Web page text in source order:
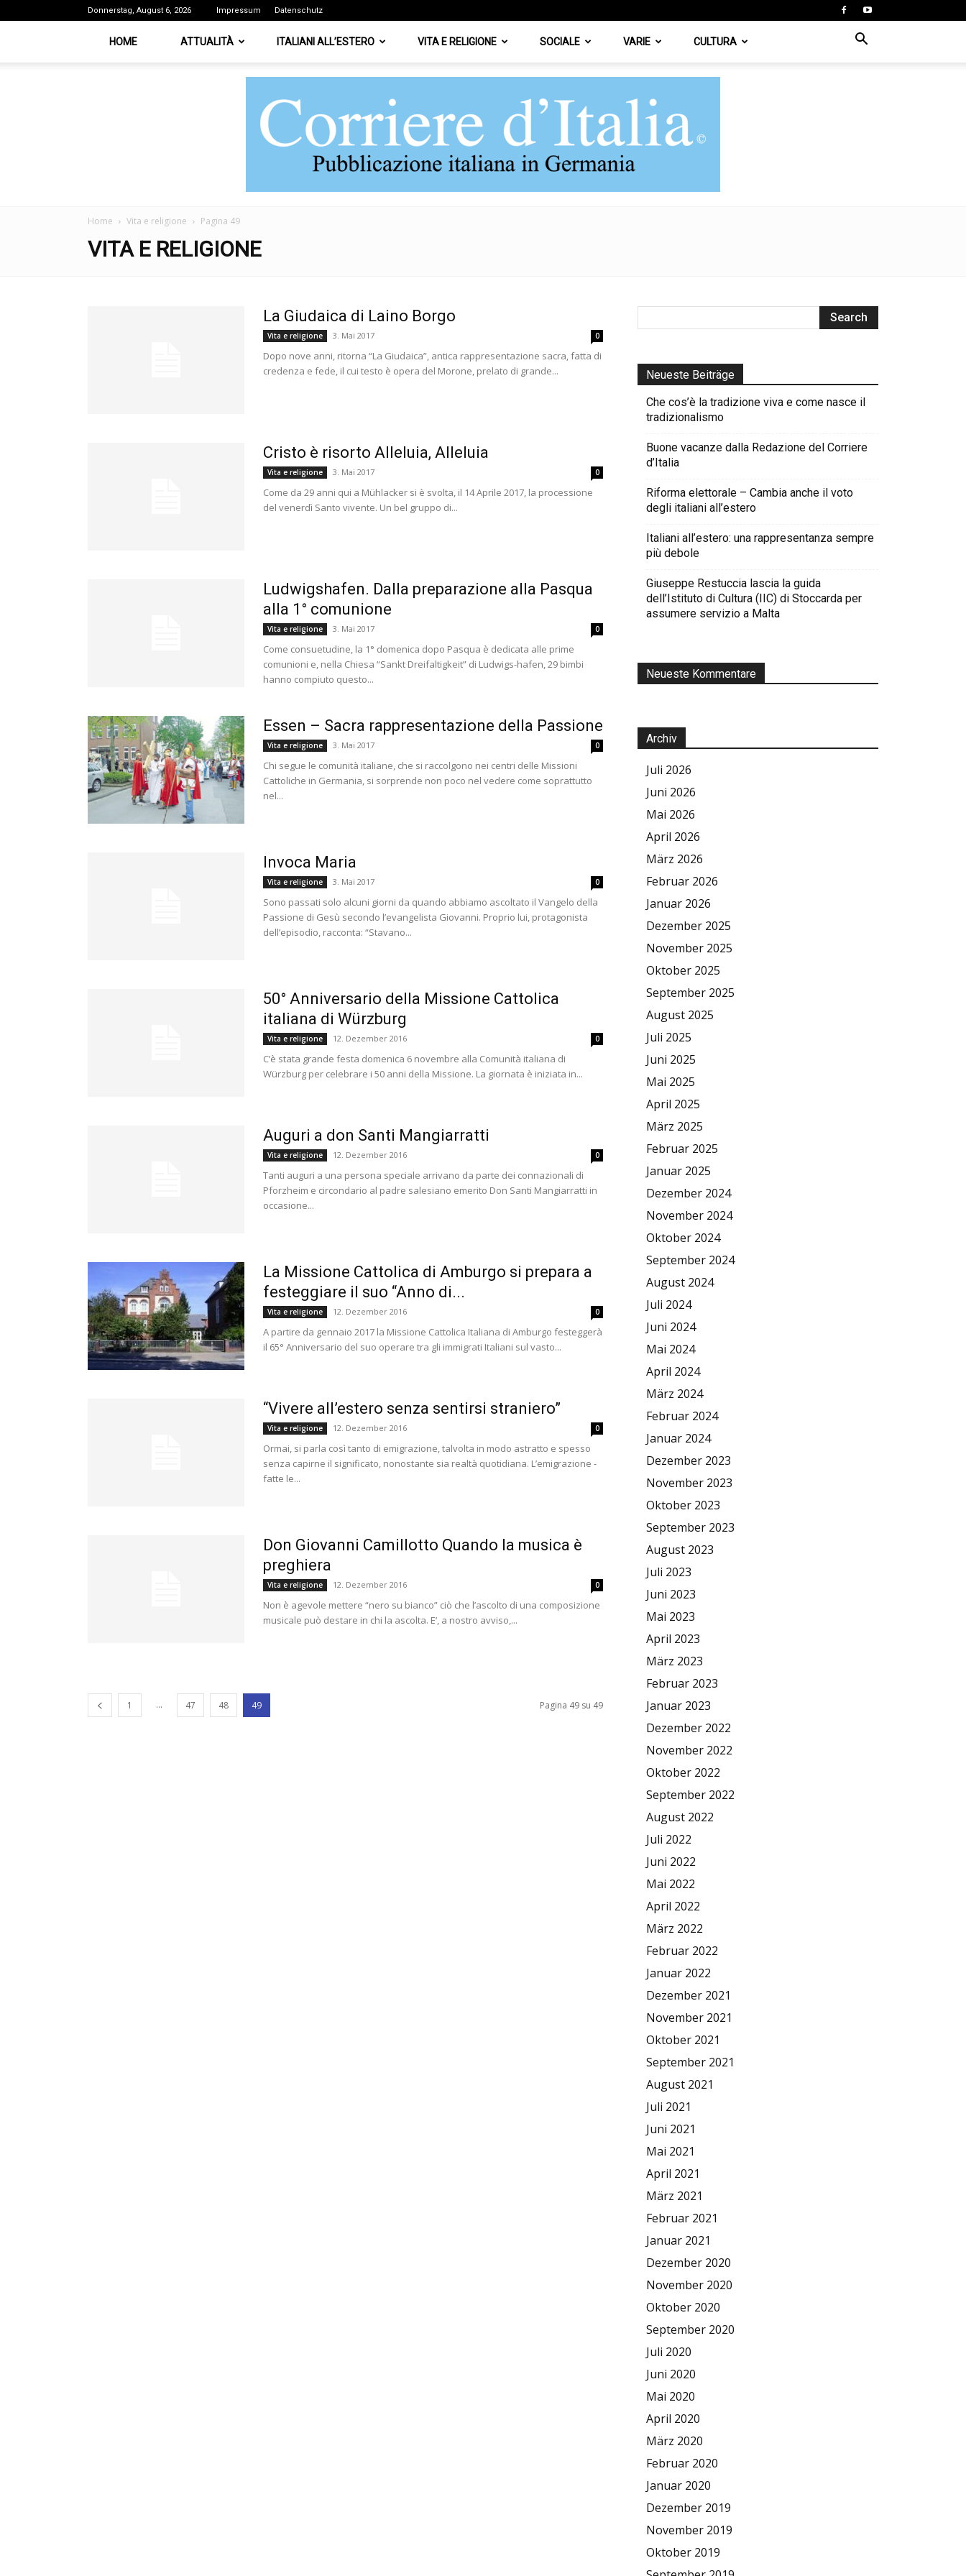
Donnerstag, August 6, 2026 Impressum Datenschutz
HOME ATTUALITÀ ITALIANI ALL’ESTERO VITA E RELIGIONE SOCIALE VARIE CULTURA
Home Vita e religione Pagina 49
VITA E RELIGIONE
La Giudaica di Laino Borgo
Vita e religione 3. Mai 2017 0
Dopo nove anni, ritorna “La Giudaica”, antica rappresentazione sacra, fatta di
credenza e fede, il cui testo è opera del Morone, prelato di grande...
Cristo è risorto Alleluia, Alleluia
Vita e religione 3. Mai 2017 0
Come da 29 anni qui a Mühlacker si è svolta, il 14 Aprile 2017, la processione
del venerdì Santo vivente. Un bel gruppo di...
Ludwigshafen. Dalla preparazione alla Pasqua
alla 1° comunione
Vita e religione 3. Mai 2017 0
Come consuetudine, la 1° domenica dopo Pasqua è dedicata alle prime
comunioni e, nella Chiesa “Sankt Dreifaltigkeit” di Ludwigs-hafen, 29 bimbi
hanno compiuto questo...
Essen – Sacra rappresentazione della Passione
Vita e religione 3. Mai 2017 0
Chi segue le comunità italiane, che si raccolgono nei centri delle Missioni
Cattoliche in Germania, si sorprende non poco nel vedere come soprattutto
nel...
Invoca Maria
Vita e religione 3. Mai 2017 0
Sono passati solo alcuni giorni da quando abbiamo ascoltato il Vangelo della
Passione di Gesù secondo l’evangelista Giovanni. Proprio lui, protagonista
dell’episodio, racconta: “Stavano...
50° Anniversario della Missione Cattolica
italiana di Würzburg
Vita e religione 12. Dezember 2016 0
C’è stata grande festa domenica 6 novembre alla Comunità italiana di
Würzburg per celebrare i 50 anni della Missione. La giornata è iniziata in...
Auguri a don Santi Mangiarratti
Vita e religione 12. Dezember 2016 0
Tanti auguri a una persona speciale arrivano da parte dei connazionali di
Pforzheim e circondario al padre salesiano emerito Don Santi Mangiarratti in
occasione...
La Missione Cattolica di Amburgo si prepara a
festeggiare il suo “Anno di...
Vita e religione 12. Dezember 2016 0
A partire da gennaio 2017 la Missione Cattolica Italiana di Amburgo festeggerà
il 65° Anniversario del suo operare tra gli immigrati Italiani sul vasto...
“Vivere all’estero senza sentirsi straniero”
Vita e religione 12. Dezember 2016 0
Ormai, si parla così tanto di emigrazione, talvolta in modo astratto e spesso
senza capirne il significato, nonostante sia realtà quotidiana. L’emigrazione -
fatte le...
Don Giovanni Camillotto Quando la musica è
preghiera
Vita e religione 12. Dezember 2016 0
Non è agevole mettere “nero su bianco” ciò che l’ascolto di una composizione
musicale può destare in chi la ascolta. E’, a nostro avviso,...
1 ... 47 48 49 Pagina 49 su 49
Neueste Beiträge
Che cos’è la tradizione viva e come nasce il
tradizionalismo
Buone vacanze dalla Redazione del Corriere
d’Italia
Riforma elettorale – Cambia anche il voto
degli italiani all’estero
Italiani all’estero: una rappresentanza sempre
più debole
Giuseppe Restuccia lascia la guida
dell’Istituto di Cultura (IIC) di Stoccarda per
assumere servizio a Malta
Neueste Kommentare
Archiv
Juli 2026
Juni 2026
Mai 2026
April 2026
März 2026
Februar 2026
Januar 2026
Dezember 2025
November 2025
Oktober 2025
September 2025
August 2025
Juli 2025
Juni 2025
Mai 2025
April 2025
März 2025
Februar 2025
Januar 2025
Dezember 2024
November 2024
Oktober 2024
September 2024
August 2024
Juli 2024
Juni 2024
Mai 2024
April 2024
März 2024
Februar 2024
Januar 2024
Dezember 2023
November 2023
Oktober 2023
September 2023
August 2023
Juli 2023
Juni 2023
Mai 2023
April 2023
März 2023
Februar 2023
Januar 2023
Dezember 2022
November 2022
Oktober 2022
September 2022
August 2022
Juli 2022
Juni 2022
Mai 2022
April 2022
März 2022
Februar 2022
Januar 2022
Dezember 2021
November 2021
Oktober 2021
September 2021
August 2021
Juli 2021
Juni 2021
Mai 2021
April 2021
März 2021
Februar 2021
Januar 2021
Dezember 2020
November 2020
Oktober 2020
September 2020
Juli 2020
Juni 2020
Mai 2020
April 2020
März 2020
Februar 2020
Januar 2020
Dezember 2019
November 2019
Oktober 2019